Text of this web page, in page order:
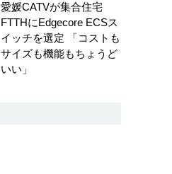
愛媛CATVが集合住宅
FTTHにEdgecore ECSス
イッチを選定 「コストも
サイズも機能もちょうど
いい」